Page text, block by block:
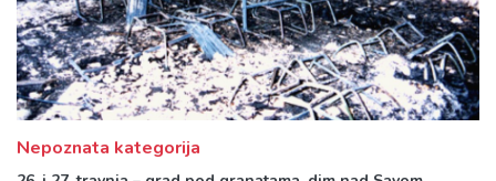
Nepoznata kategorija